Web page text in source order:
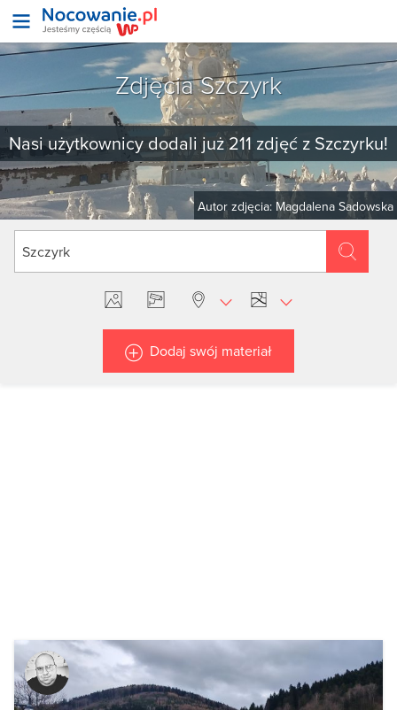
Zdjęcia Szczyrk
Nasi użytkownicy dodali już 211 zdjęć z Szczyrku!
Autor zdjęcia: Magdalena Sadowska
Dodaj swój materiał